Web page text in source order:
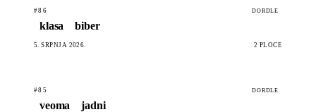
#86 DORDLE
klasa biber
5. SRPNJA 2026. 2 PLOČE
#85 DORDLE
veoma jadni